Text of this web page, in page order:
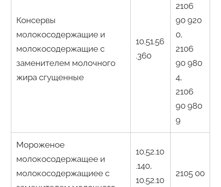
Консервы
молокосодержащие и
молокосодержащие с
заменителем молочного
жира сгущенные
10.51.56
.360
2106
90 920
0,
2106
90 980
4,
2106
90 980
9
Мороженое
молокосодержащее и
молокосодержащиее с
10.52.10
.140,
10.52.10
2105 00